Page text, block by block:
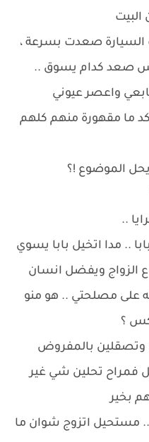
صعدت بسرعة ،
صعد كدام يسوق ..
واعصر عيوني
ما مقهورة منهم كلهم
الموضوع !؟
..
.. مدا اتخيل بابا يسوي
الزواج ويفضل انسان
على مصلحتي .. هو منو
؟
وتصقلين بالمفروض
فمراح تحلين شي غير
بخير
مستحيل اتزوج شوان ما